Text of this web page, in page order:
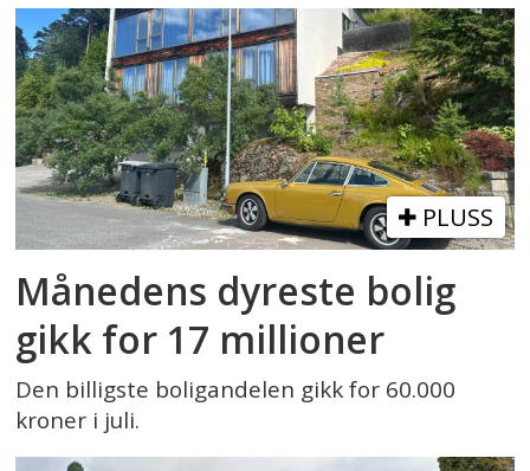
PLUSS
Månedens dyreste bolig
gikk for 17 millioner
Den billigste boligandelen gikk for 60.000
kroner i juli.